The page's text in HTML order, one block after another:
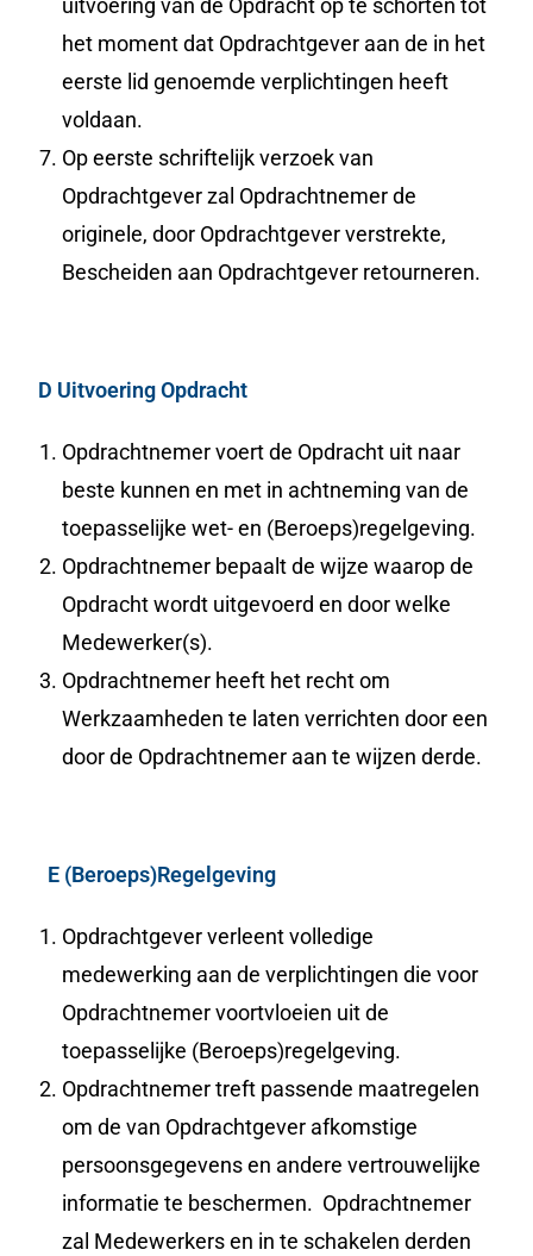
uitvoering van de Opdracht op te schorten tot
het moment dat Opdrachtgever aan de in het
eerste lid genoemde verplichtingen heeft
voldaan.
Op eerste schriftelijk verzoek van
Opdrachtgever zal Opdrachtnemer de
originele, door Opdrachtgever verstrekte,
Bescheiden aan Opdrachtgever retourneren.
D Uitvoering Opdracht
Opdrachtnemer voert de Opdracht uit naar
beste kunnen en met in achtneming van de
toepasselijke wet- en (Beroeps)regelgeving.
Opdrachtnemer bepaalt de wijze waarop de
Opdracht wordt uitgevoerd en door welke
Medewerker(s).
Opdrachtnemer heeft het recht om
Werkzaamheden te laten verrichten door een
door de Opdrachtnemer aan te wijzen derde.
E (Beroeps)Regelgeving
Opdrachtgever verleent volledige
medewerking aan de verplichtingen die voor
Opdrachtnemer voortvloeien uit de
toepasselijke (Beroeps)regelgeving.
Opdrachtnemer treft passende maatregelen
om de van Opdrachtgever afkomstige
persoonsgegevens en andere vertrouwelijke
informatie te beschermen. Opdrachtnemer
zal Medewerkers en in te schakelen derden